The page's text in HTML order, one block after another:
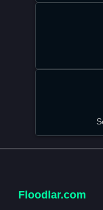
Floodlar.com